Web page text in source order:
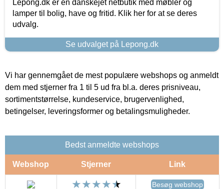
Lepong.dk er en danskejet netbutik med møbler og
lamper til bolig, have og fritid. Klik her for at se deres
udvalg.
Se udvalget på Lepong.dk
Vi har gennemgået de mest populære webshops og anmeldt
dem med stjerner fra 1 til 5 ud fra bl.a. deres prisniveau,
sortimentstørrelse, kundeservice, brugervenlighed,
betingelser, leveringsformer og betalingsmuligheder.
Bedst anmeldte webshops
Webshop Stjerner Link
Besøg webshop